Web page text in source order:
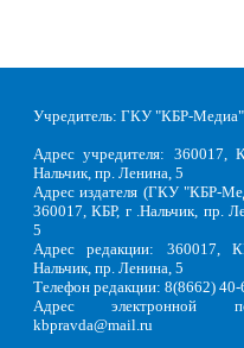
Учредитель: ГКУ "КБР-Медиа"
Адрес учредителя: 360017,
Нальчик, пр. Ленина, 5
Адрес издателя (ГКУ "КБР-
360017, КБР, г .Нальчик, пр.
5
Адрес редакции: 360017,
Нальчик, пр. Ленина, 5
Телефон редакции: 8(8662)
Адрес электронной
kbpravda@mail.ru